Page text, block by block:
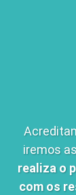
iremos
realiza o
com os